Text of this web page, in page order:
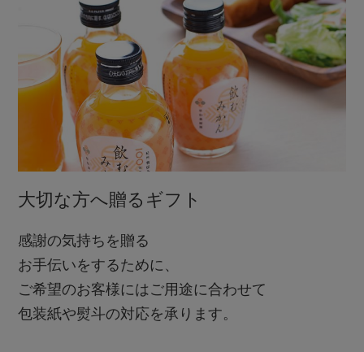
大切な方へ贈るギフト
感謝の気持ちを贈る
お手伝いをするために、
ご希望のお客様にはご用途に合わせて
包装紙や熨斗の対応を承ります。